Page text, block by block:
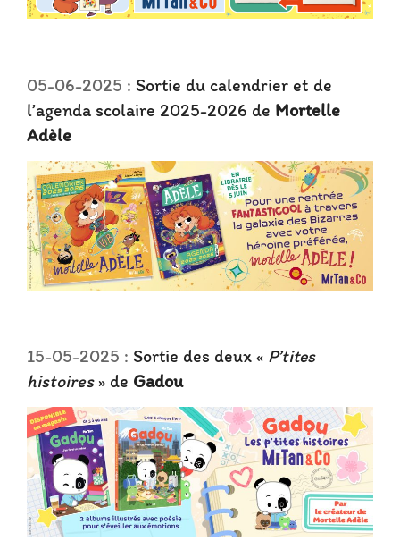
05-06-2025 : Sortie du calendrier et de
l’agenda scolaire 2025-2026 de Mortelle
Adèle
15-05-2025 : Sortie des deux « P’tites
histoires» de Gadou